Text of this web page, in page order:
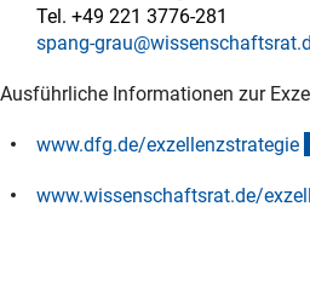
Tel. +49 221 3776-281
spang-grau@wissenschaftsrat.d
Ausführliche Informationen zur
www.dfg.de/exzellenzstrategie
www.wissenschaftsrat.de/